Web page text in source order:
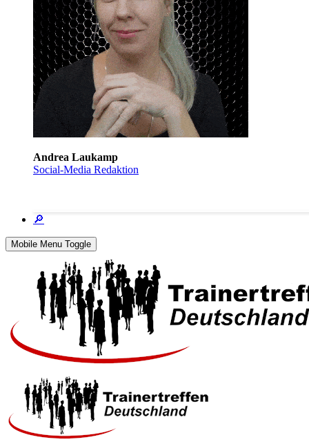
Andrea Laukamp
Social-Media Redaktion
🔎
Mobile Menu Toggle